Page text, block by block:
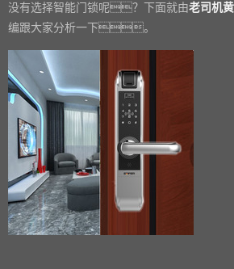
没有选择智能门锁呢？下面就由老司机
编跟大家分析一下。